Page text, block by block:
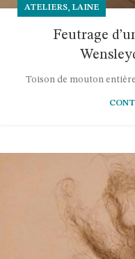
ATELIERS, LAINE
Feutrage
Toison de mouton